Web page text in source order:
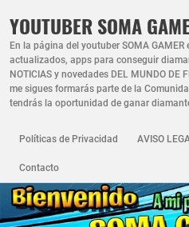
YOUTUBER SOMA
En la página del youtuber SOMA
actualizados, apps para conseguir
NOTICIAS y novedades DEL MUNDO DE
me sigues formarás parte de la
tendrás la oportunidad de ganar
Políticas de Privacidad AVISO
Contacto